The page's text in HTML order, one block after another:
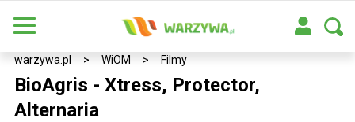
warzywa.pl > WiOM > Filmy
BioAgris - Xtress, Protector,
Alternaria